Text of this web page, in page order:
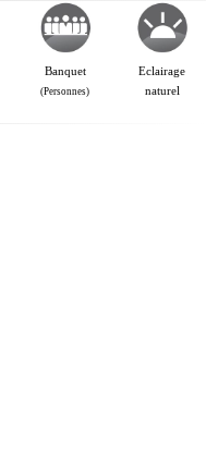
Banquet
(Personnes)
Eclairage
naturel